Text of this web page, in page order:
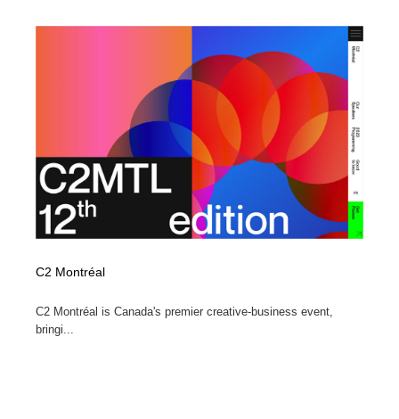
C2 Montréal
C2 Montréal is Canada's premier creative-business event,
bringi...